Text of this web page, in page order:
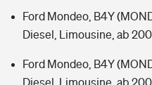
Ford Mondeo, B4Y
Diesel, Limousine, ab
Ford Mondeo, B4Y
Diesel, Limousine, ab